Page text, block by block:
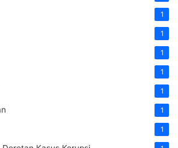
1
1
1
1
1
1
1